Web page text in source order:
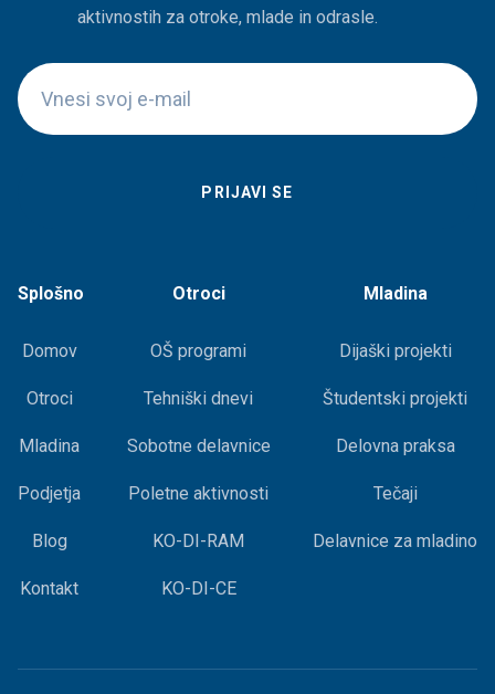
aktivnostih za otroke, mlade in odrasle.
Splošno
Domov
Otroci
Mladina
Podjetja
Blog
Kontakt
Otroci
OŠ programi
Tehniški dnevi
Sobotne delavnice
Poletne aktivnosti
KO-DI-RAM
KO-DI-CE
Mladina
Dijaški projekti
Študentski projekti
Delovna praksa
Tečaji
Delavnice za mladino